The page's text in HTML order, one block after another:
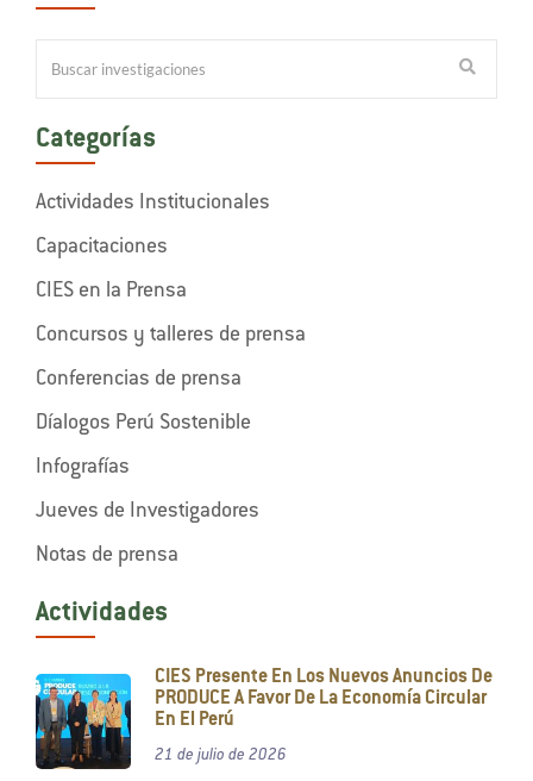
Categorías
Actividades Institucionales
Capacitaciones
CIES en la Prensa
Concursos y talleres de prensa
Conferencias de prensa
Díalogos Perú Sostenible
Infografías
Jueves de Investigadores
Notas de prensa
Actividades
CIES Presente En Los Nuevos Anuncios De
PRODUCE A Favor De La Economía Circular
En El Perú
21 de julio de 2026